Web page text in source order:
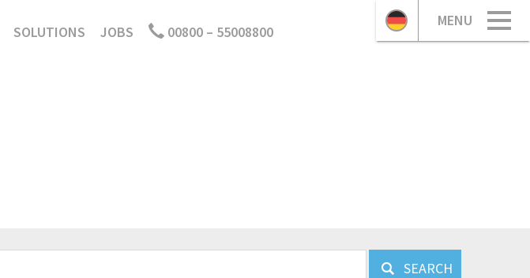
MENU
SOLUTIONS JOBS 00800 – 55008800
SEARCH